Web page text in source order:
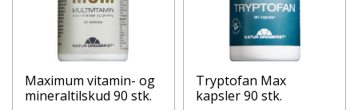
Maximum vitamin- og
mineraltilskud 90 stk.
Tryptofan Max
kapsler 90 stk.